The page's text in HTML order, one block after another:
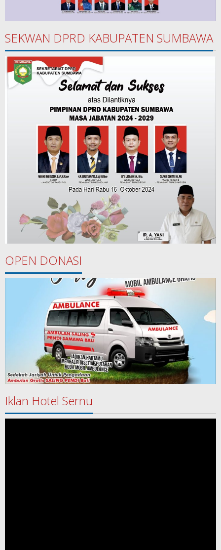
SEKWAN DPRD KABUPATEN SUMBAWA
OPEN DONASI
Iklan Hotel Sernu